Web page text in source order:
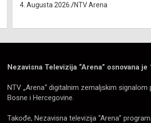
4. Augusta 2026. NTV Arena
Nezavisna Televizija “Arena” osnovana
NTV „Arena“ digitalnim zemaljskim signalom
Bosne i Hercegovine.
Takođe, Nezavisna televizija “Arena”